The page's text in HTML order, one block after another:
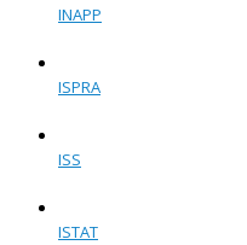
INAPP
ISPRA
ISS
ISTAT